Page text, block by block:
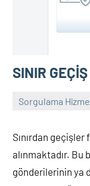
SINIR
Sorgulama
sorgulama
Yorum
Sınırdan
alınmaktadır. Bu
gönderilerinin ya